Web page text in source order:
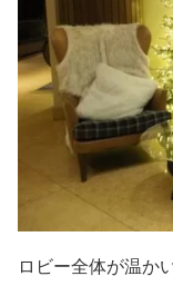
ロビー全体が温か